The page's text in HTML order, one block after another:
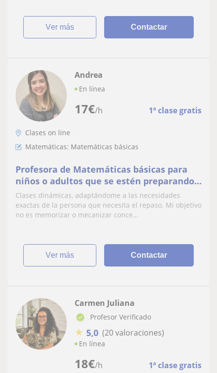
ver más Contactar
17€/h 1ª clase gratis
Andrea
En línea
Clases on line
Matemáticas: Matemáticas básicas
Profesora de Matemáticas básicas para
niños o adultos que se estén preparando
para Auxiliar Administrativo.
Clases dinámicas, adaptándome a las necesidades
exactas de la persona que necesita el repaso. Mi objetivo
no es memorizar o mecanizar conce...
ver más Contactar
18€/h 1ª clase gratis
Carmen Juliana
Profesor Verificado
★ 5,0 (20 valoraciones)
En línea